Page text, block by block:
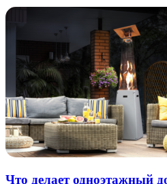
Что делает одноэтажный